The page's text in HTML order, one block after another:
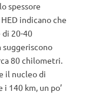
spessore
indicano che
di 20-40
suggeriscono
80 chilometri.
il nucleo di
140 km, un po’